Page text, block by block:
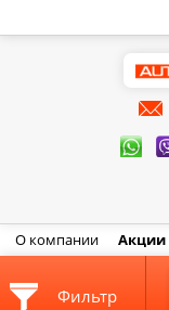
О компании Акции
Фильтр